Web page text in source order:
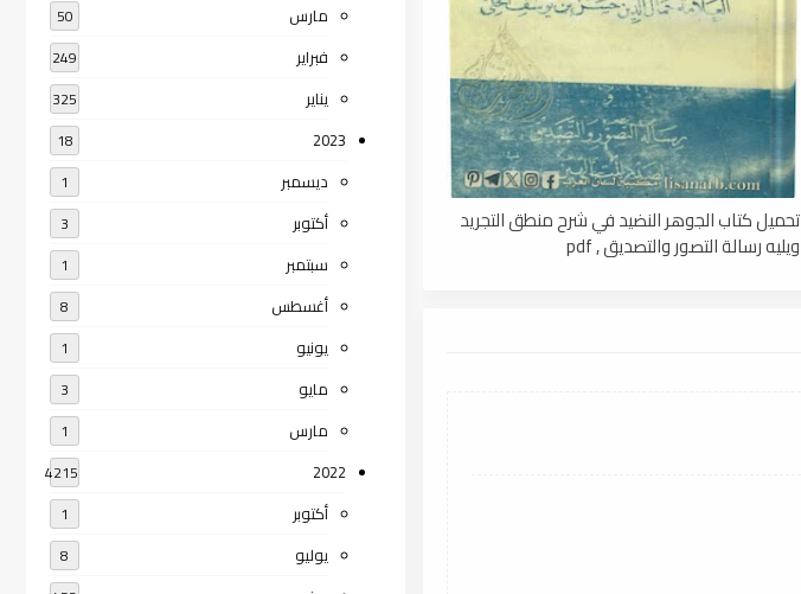
تحميل كتاب الجوهر النضيد في شرح منطق التجريد
ويليه رسالة التصور والتصديق , pdf
مارس 50
فبراير 249
يناير 325
2023
18
ديسمبر 1
أكتوبر 3
سبتمبر 1
أغسطس 8
يونيو 1
مايو 3
مارس 1
2022
4215
أكتوبر 1
يوليو 8